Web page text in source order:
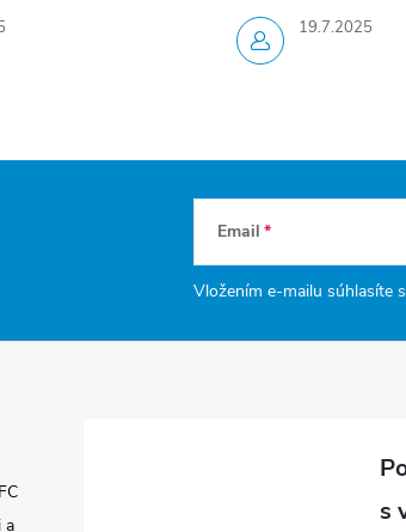
19.7.2025
Email
Vložením e-mailu súhlasíte s
a